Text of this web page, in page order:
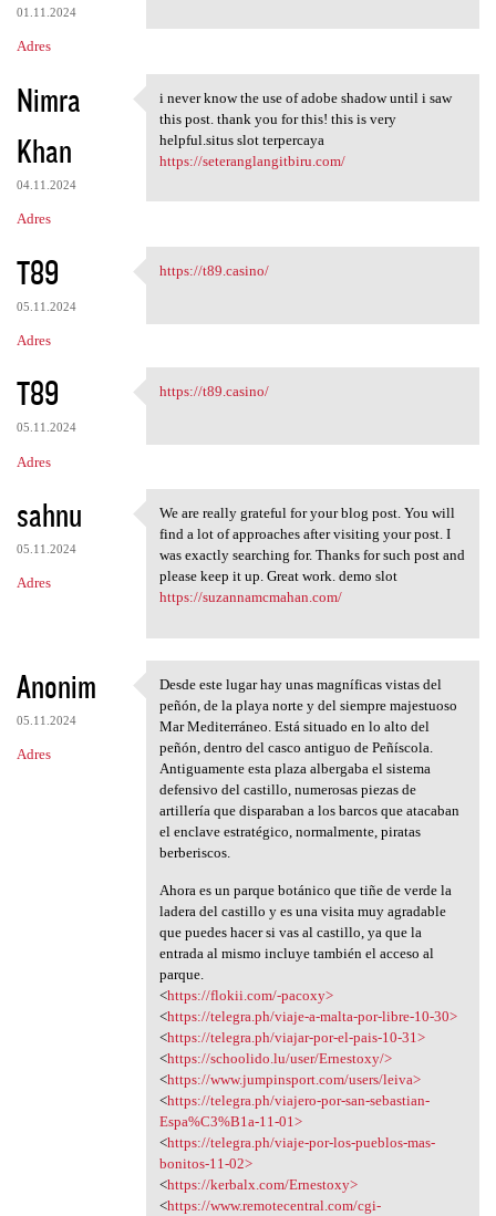
01.11.2024
Adres
Nimra
Khan
04.11.2024
Adres
i never know the use of adobe
i never know the use of adobe shadow until i saw
this post. thank you for this! this is very
helpful.situs slot terpercaya
https://seteranglangitbiru.com/
T89
05.11.2024
Adres
https://t89.casino/
https://t89.casino/
T89
05.11.2024
Adres
https://t89.casino/
https://t89.casino/
sahnu
05.11.2024
Adres
We are really grateful for
We are really grateful for your blog post. You will
find a lot of approaches after visiting your post. I
was exactly searching for. Thanks for such post and
please keep it up. Great work. demo slot
https://suzannamcmahan.com/
Anonim
05.11.2024
Adres
Desde este lugar hay unas
Desde este lugar hay unas magníficas vistas del
peñón, de la playa norte y del siempre majestuoso
Mar Mediterráneo. Está situado en lo alto del
peñón, dentro del casco antiguo de Peñíscola.
Antiguamente esta plaza albergaba el sistema
defensivo del castillo, numerosas piezas de
artillería que disparaban a los barcos que atacaban
el enclave estratégico, normalmente, piratas
berberiscos.
Ahora es un parque botánico que tiñe de verde la
ladera del castillo y es una visita muy agradable
que puedes hacer si vas al castillo, ya que la
entrada al mismo incluye también el acceso al
parque.
<https://flokii.com/-pacoxy>
<https://telegra.ph/viaje-a-malta-por-libre-10-30>
<https://telegra.ph/viajar-por-el-pais-10-31>
<https://schoolido.lu/user/Ernestoxy/>
<https://www.jumpinsport.com/users/leiva>
<https://telegra.ph/viajero-por-san-sebastian-
Espa%C3%B1a-11-01>
<https://telegra.ph/viaje-por-los-pueblos-mas-
bonitos-11-02>
<https://kerbalx.com/Ernestoxy>
<https://www.remotecentral.com/cgi-